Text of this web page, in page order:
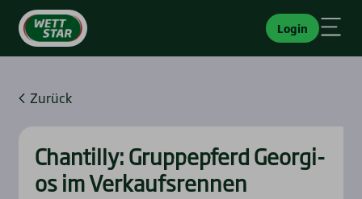
Login
Zurück
Chan­til­ly: Grup­pepferd Geor­gi­
os im Ver­kaufs­ren­nen